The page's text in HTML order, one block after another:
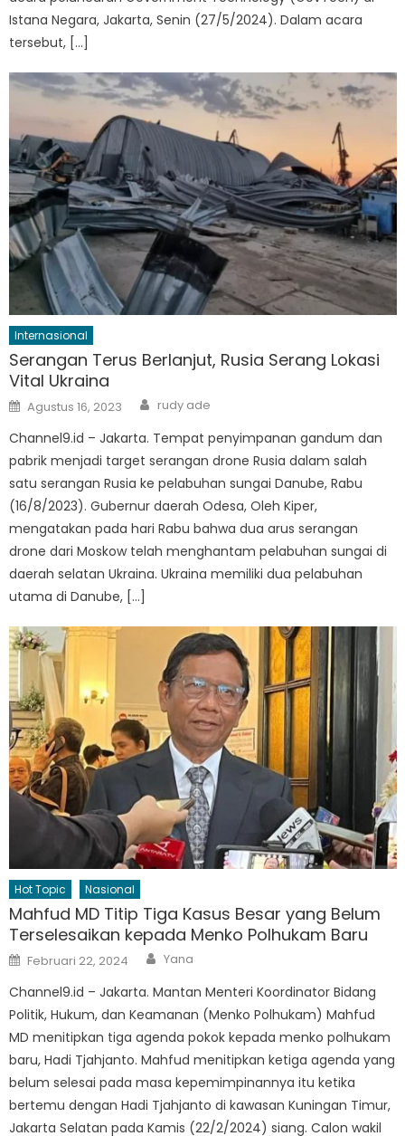
Istana Negara, Jakarta, Senin (27/5/2024). Dalam acara
tersebut, […]
Internasional
Serangan Terus Berlanjut, Rusia Serang Lokasi
Vital Ukraina
Posted
on
Agustus 16, 2023 Author
rudy ade
Channel9.id – Jakarta. Tempat penyimpanan gandum dan
pabrik menjadi target serangan drone Rusia dalam salah
satu serangan Rusia ke pelabuhan sungai Danube, Rabu
(16/8/2023). Gubernur daerah Odesa, Oleh Kiper,
mengatakan pada hari Rabu bahwa dua arus serangan
drone dari Moskow telah menghantam pelabuhan sungai di
daerah selatan Ukraina. Ukraina memiliki dua pelabuhan
utama di Danube, […]
Hot Topic Nasional
Mahfud MD Titip Tiga Kasus Besar yang Belum
Terselesaikan kepada Menko Polhukam Baru
Posted
on
Februari 22, 2024 Author
Yana
Channel9.id – Jakarta. Mantan Menteri Koordinator Bidang
Politik, Hukum, dan Keamanan (Menko Polhukam) Mahfud
MD menitipkan tiga agenda pokok kepada menko polhukam
baru, Hadi Tjahjanto. Mahfud menitipkan ketiga agenda yang
belum selesai pada masa kepemimpinannya itu ketika
bertemu dengan Hadi Tjahjanto di kawasan Kuningan Timur,
Jakarta Selatan pada Kamis (22/2/2024) siang. Calon wakil